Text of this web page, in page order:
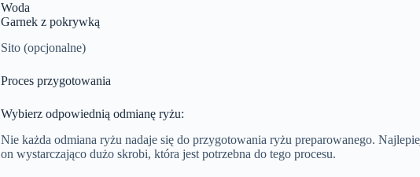
Woda
Garnek z pokrywką
Sito (opcjonalne)
Proces przygotowania
Wybierz odpowiednią odmianę ryżu:
Nie każda odmiana ryżu nadaje się do przygotowania ryżu preparowanego.
on wystarczająco dużo skrobi, która jest potrzebna do tego procesu.